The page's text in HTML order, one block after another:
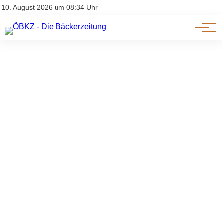
10. August 2026 um 08:34 Uhr
Impressum & Offenlegung
Am Wort
Genuss & Trends